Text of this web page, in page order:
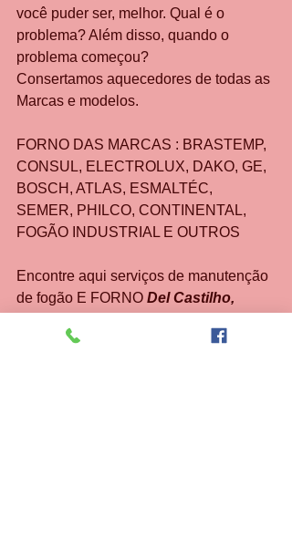
você puder ser, melhor. Qual é o
problema? Além disso, quando o
problema começou?
Consertamos aquecedores de todas as
Marcas e modelos.
FORNO DAS MARCAS : BRASTEMP,
CONSUL, ELECTROLUX, DAKO, GE,
BOSCH, ATLAS, ESMALTÉC,
SEMER, PHILCO, CONTINENTAL,
FOGÃO INDUSTRIAL E OUTROS
Encontre aqui serviços de manutenção
de fogão E FORNO Del Castilho,
outras palavras, pra quê procurar outro